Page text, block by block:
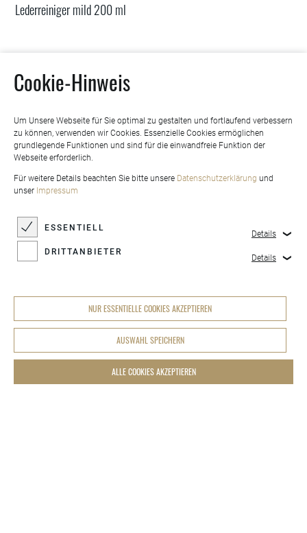
Lederreiniger mild 200 ml
Cookie-Hinweis
Um Unsere Webseite für Sie optimal zu gestalten und fortlaufend verbessern
zu können, verwenden wir Cookies. Essenzielle Cookies ermöglichen
grundlegende Funktionen und sind für die einwandfreie Funktion der
Webseite erforderlich.
Für weitere Details beachten Sie bitte unsere Datenschutzerklärung und
unser Impressum
ESSENTIELL
Details
DRITTANBIETER
Details
NUR ESSENTIELLE COOKIES AKZEPTIEREN
AUSWAHL SPEICHERN
ALLE COOKIES AKZEPTIEREN